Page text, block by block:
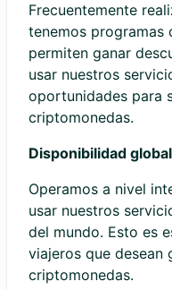
Frecuentemente
tenemos programas
permiten ganar
usar nuestros
oportunidades para
criptomonedas.
Disponibilidad global
Operamos a nivel
usar nuestros
del mundo. Esto es
viajeros que desean
criptomonedas.